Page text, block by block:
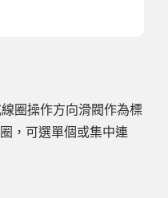
圈操作方向滑閥作為標
，可選單個或集中連